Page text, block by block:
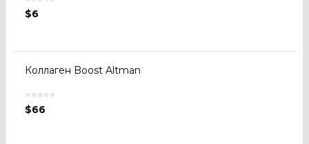
$6
Коллаген Boost Altman
$66